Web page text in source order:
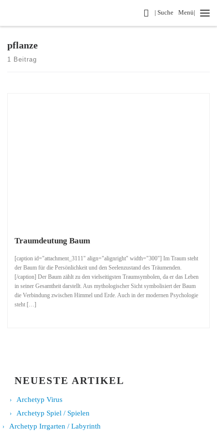
| SucheSearch
Menü|
pflanze
1 Beitrag
Traumdeutung Baum
[caption id="attachment_3111" align="alignright" width="300"] Im Traum steht
der Baum für die Persönlichkeit und den Seelenzustand des Träumenden.
[/caption] Der Baum zählt zu den vielseitigsten Traumsymbolen, da er das Leben
in seiner Gesamtheit darstellt. Aus mythologischer Sicht symbolisiert der Baum
die Verbindung zwischen Himmel und Erde. Auch in der modernen Psychologie
steht […]
NEUESTE ARTIKEL
Archetyp Virus
Archetyp Spiel / Spielen
Archetyp Irrgarten / Labyrinth